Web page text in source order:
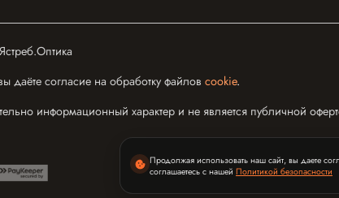
даёте согласие на обработку файлов cookie.
информационный характер и не является публичной
Продолжая использовать наш сайт, вы даете
соглашаетесь с нашей Политикой безопасности